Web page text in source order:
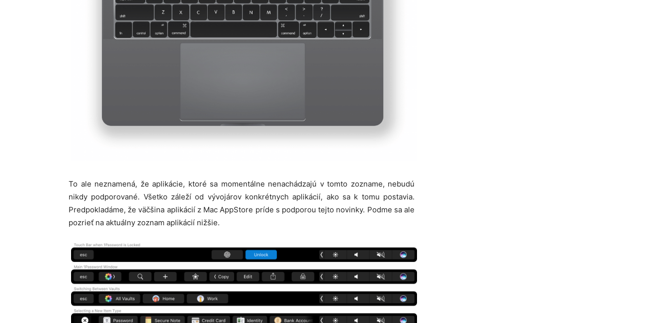
To ale neznamená, že aplikácie, ktoré sa momentálne nenachádzajú v tomto zozname, nebudú
nikdy podporované. Všetko záleží od vývojárov konkrétnych aplikácií, ako sa k tomu postavia.
Predpokladáme, že väčšina aplikácií z Mac AppStore príde s podporou tejto novinky. Podme sa ale
pozrieť na aktuálny zoznam aplikácií nižšie.